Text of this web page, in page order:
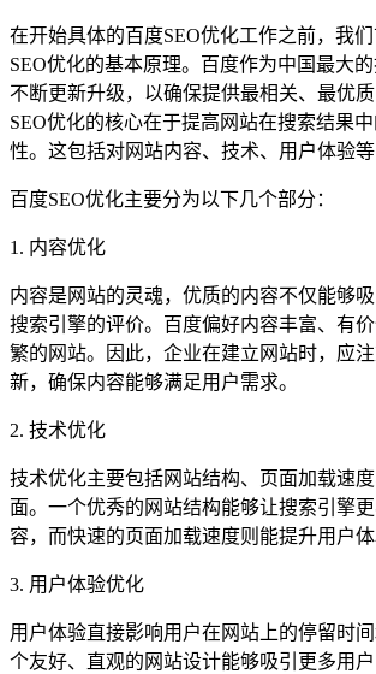
在开始具体的百度SEO优化工作之前，我
SEO优化的基本原理。百度作为中国最大
不断更新升级，以确保提供最相关、最优
SEO优化的核心在于提高网站在搜索结果
性。这包括对网站内容、技术、用户体验等
百度SEO优化主要分为以下几个部分：
1. 内容优化
内容是网站的灵魂，优质的内容不仅能够
搜索引擎的评价。百度偏好内容丰富、有
繁的网站。因此，企业在建立网站时，应
新，确保内容能够满足用户需求。
2. 技术优化
技术优化主要包括网站结构、页面加载速
面。一个优秀的网站结构能够让搜索引擎
容，而快速的页面加载速度则能提升用户体
3. 用户体验优化
用户体验直接影响用户在网站上的停留时
个友好、直观的网站设计能够吸引更多用